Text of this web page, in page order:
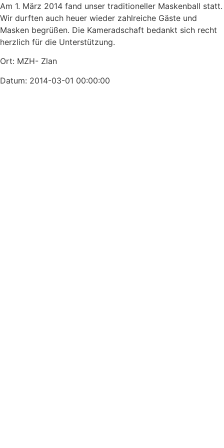
Am 1. März 2014 fand unser traditioneller Maskenball statt.
Wir durften auch heuer wieder zahlreiche Gäste und
Masken begrüßen. Die Kameradschaft bedankt sich recht
herzlich für die Unterstützung.
Ort: MZH- Zlan
Datum: 2014-03-01 00:00:00